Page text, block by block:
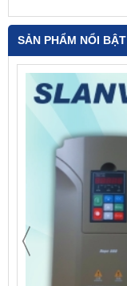
SẢN PHẨM NỔI BẬT